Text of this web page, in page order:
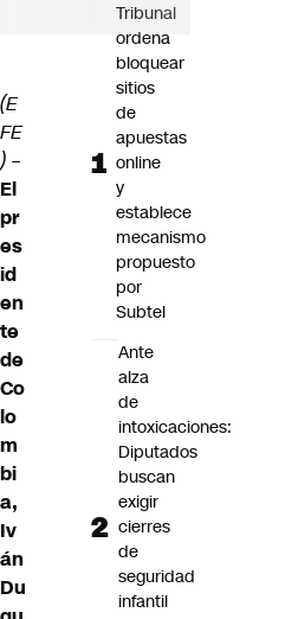
(E
FE
) –
El
pr
es
id
en
te
de
Co
lo
m
bi
a,
Iv
án
Du
Tribunal
ordena
bloquear
sitios
de
apuestas
online
y
establece
mecanismo
propuesto
por
Subtel
Ante
alza
de
intoxicaciones:
Diputados
buscan
exigir
cierres
de
seguridad
infantil